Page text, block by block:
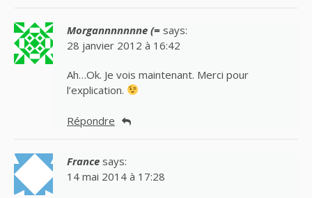
Morgannnnnnne (= says:
28 janvier 2012 à 16:42
Ah…Ok. Je vois maintenant. Merci pour
l’explication.
Répondre
France says:
14 mai 2014 à 17:28